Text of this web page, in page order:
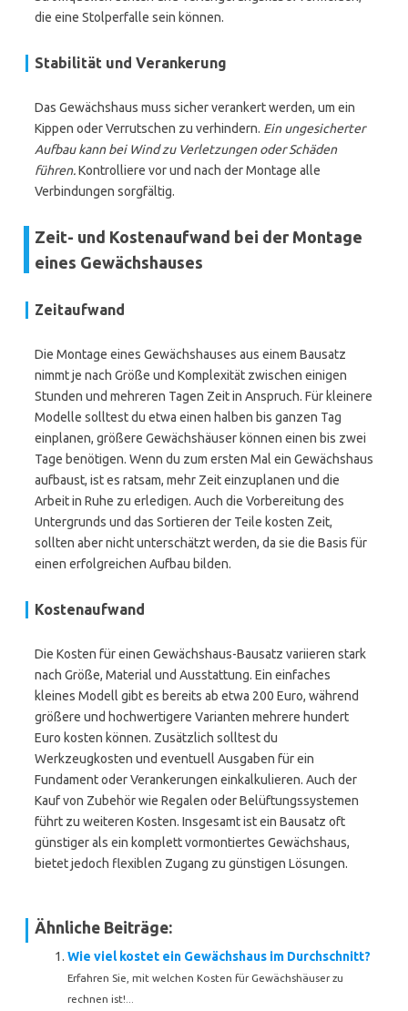
die eine Stolperfalle sein können.
Stabilität und Verankerung
Das Gewächshaus muss sicher verankert werden, um ein
Kippen oder Verrutschen zu verhindern. Ein ungesicherter
Aufbau kann bei Wind zu Verletzungen oder Schäden
führen.Kontrolliere vor und nach der Montage alle
Verbindungen sorgfältig.
Zeit- und Kostenaufwand bei der Montage
eines Gewächshauses
Zeitaufwand
Die Montage eines Gewächshauses aus einem Bausatz
nimmt je nach Größe und Komplexität zwischen einigen
Stunden und mehreren Tagen Zeit in Anspruch. Für kleinere
Modelle solltest du etwa einen halben bis ganzen Tag
einplanen, größere Gewächshäuser können einen bis zwei
Tage benötigen. Wenn du zum ersten Mal ein Gewächshaus
aufbaust, ist es ratsam, mehr Zeit einzuplanen und die
Arbeit in Ruhe zu erledigen. Auch die Vorbereitung des
Untergrunds und das Sortieren der Teile kosten Zeit,
sollten aber nicht unterschätzt werden, da sie die Basis für
einen erfolgreichen Aufbau bilden.
Kostenaufwand
Die Kosten für einen Gewächshaus-Bausatz variieren stark
nach Größe, Material und Ausstattung. Ein einfaches
kleines Modell gibt es bereits ab etwa 200 Euro, während
größere und hochwertigere Varianten mehrere hundert
Euro kosten können. Zusätzlich solltest du
Werkzeugkosten und eventuell Ausgaben für ein
Fundament oder Verankerungen einkalkulieren. Auch der
Kauf von Zubehör wie Regalen oder Belüftungssystemen
führt zu weiteren Kosten. Insgesamt ist ein Bausatz oft
günstiger als ein komplett vormontiertes Gewächshaus,
bietet jedoch flexiblen Zugang zu günstigen Lösungen.
Ähnliche Beiträge:
Wie viel kostet ein Gewächshaus im Durchschnitt?
Erfahren Sie, mit welchen Kosten für Gewächshäuser zu
rechnen ist!...